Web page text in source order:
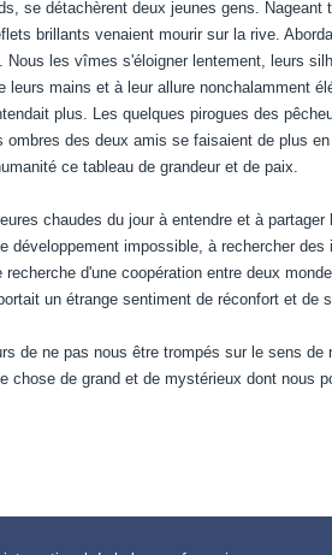
se détachèrent deux jeunes gens.
brillants venaient mourir sur la rive.
Nous les vîmes s'éloigner lentement, leurs
leurs mains et à leur allure nonchalamment
plus. Les quelques pirogues des
ombres des deux amis se faisaient de plus
ce tableau de grandeur et de paix.
chaudes du jour à entendre et à
développement impossible, à rechercher
d'une coopération entre deux
un étrange sentiment de réconfort et de
de ne pas nous être trompés sur le sens
chose de grand et de mystérieux dont nous